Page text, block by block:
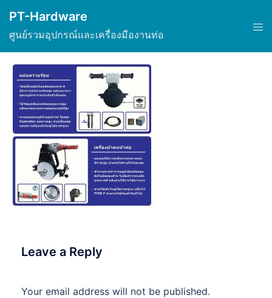
content
PT-Hardware
ศูนย์รวมอุปกรณ์และเครื่องมืองานท่อ
Leave a Reply
Your email address will not be published.